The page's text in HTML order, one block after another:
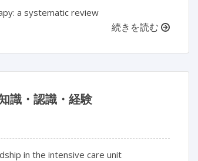
a systematic review
続きを読む
識・認識・経験
in the intensive care unit